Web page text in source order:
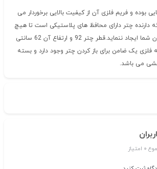
بوده و فریم فلزی آن از کیفیت بالایی برخوردار می
دارنده چتر دارای محافظ های پلاستیکی است تا هیچ
گونه خطری برای کودکان شما ایجاد ننماید.قطر چتر 92 و ارتفاع آن 62 سانتی
فلزی یک ضامن برای باز کردن چتر وجود دارد و بسته
می باشد.